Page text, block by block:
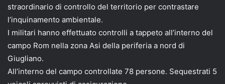
straordinario di controllo del territorio per contrastare
l’inquinamento ambientale.
I militari hanno effettuato controlli a tappeto all’interno del
campo Rom nella zona Asi della periferia a nord di
Giugliano.
All’interno del campo controllate 78 persone. Sequestrati 5